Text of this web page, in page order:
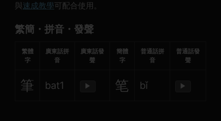
與速成教學可配合使用。
繁簡・拼音・發聲
繁體
字
廣東話拼
音
廣東話發
聲
簡體
字
普通話拼
音
普通話發
聲
筆 bat1 ▶ 笔 bǐ ▶